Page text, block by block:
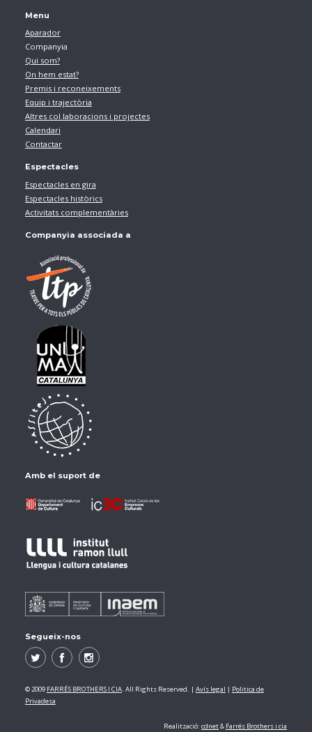
Menu
Aparador
Companyia
Qui som?
On hem estat?
Premis i reconeixements
Equip i trajectòria
Altres col.laboracions i projectes
Calendari
Contactar
Espectacles
Espectacles en gira
Espectacles històrics
Activitats complementàries
Companyia associada a
Amb el suport de
Segueix-nos
© 2009 FARRÉS BROTHERS I CIA. All Rights Reserved. | Avís legal | Politica de
Privadesa
Realització:cdnet& Farrés Brothers i cia